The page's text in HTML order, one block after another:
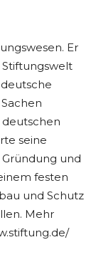
Er
seine
und
festen
und Schutz
Mehr